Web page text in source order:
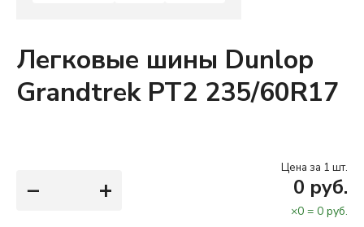
Легковые шины Dunlop
Grandtrek PT2 235/60R17
− +
Цена за 1 шт.
0 руб.
×0 = 0 руб.